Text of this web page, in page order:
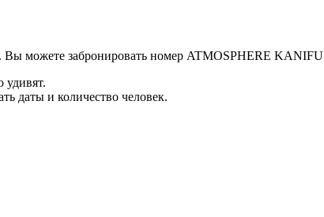
можете забронировать номер ATMOSPHERE
даты и количество человек.